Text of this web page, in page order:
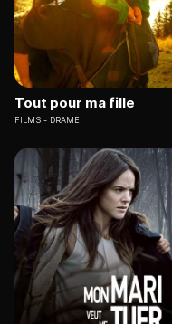
Tout pour ma fille
FILMS DRAME